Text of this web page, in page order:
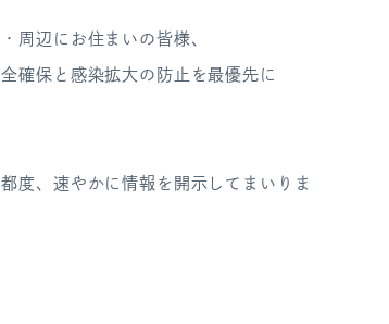
周辺にお住まいの皆様、
確保と感染拡大の防止を最優先に
度、速やかに情報を開示してまいりま